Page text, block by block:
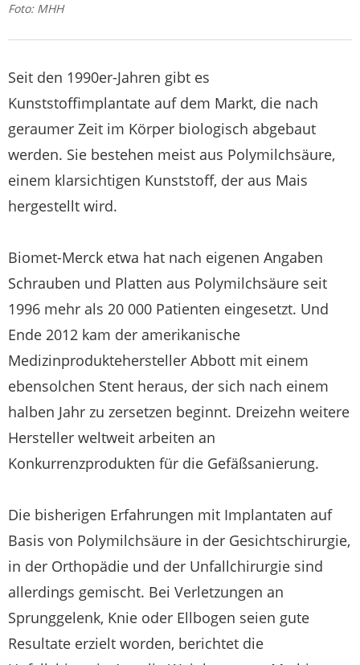
Foto: MHH
Seit den 1990er-Jahren gibt es
Kunststoffimplantate auf dem Markt, die nach
geraumer Zeit im Körper biologisch abgebaut
werden. Sie bestehen meist aus Polymilchsäure,
einem klarsichtigen Kunststoff, der aus Mais
hergestellt wird.
Biomet-Merck etwa hat nach eigenen Angaben
Schrauben und Platten aus Polymilchsäure seit
1996 mehr als 20 000 Patienten eingesetzt. Und
Ende 2012 kam der amerikanische
Medizinproduktehersteller Abbott mit einem
ebensolchen Stent heraus, der sich nach einem
halben Jahr zu zersetzen beginnt. Dreizehn weitere
Hersteller weltweit arbeiten an
Konkurrenzprodukten für die Gefäßsanierung.
Die bisherigen Erfahrungen mit Implantaten auf
Basis von Polymilchsäure in der Gesichtschirurgie,
in der Orthopädie und der Unfallchirurgie sind
allerdings gemischt. Bei Verletzungen an
Sprunggelenk, Knie oder Ellbogen seien gute
Resultate erzielt worden, berichtet die